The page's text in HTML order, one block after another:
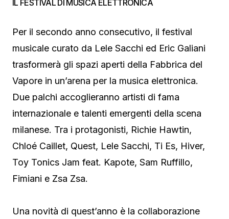
IL FESTIVAL DI MUSICA ELETTRONICA
Per il secondo anno consecutivo, il festival
musicale curato da Lele Sacchi ed Eric Galiani
trasformerà gli spazi aperti della Fabbrica del
Vapore in un’arena per la musica elettronica.
Due palchi accoglieranno artisti di fama
internazionale e talenti emergenti della scena
milanese. Tra i protagonisti, Richie Hawtin,
Chloé Caillet, Quest, Lele Sacchi, Ti Es, Hiver,
Toy Tonics Jam feat. Kapote, Sam Ruffillo,
Fimiani e Zsa Zsa.
Una novità di quest’anno è la collaborazione